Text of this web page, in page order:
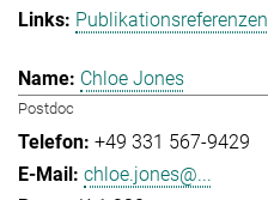
Publikationsreferenzen
Chloe Jones
Postdoc
+49 331 567-9429
chloe.jones@...